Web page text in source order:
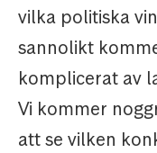
vilka politiska
sannolikt
komplicerat av
Vi kommer
att se vilken